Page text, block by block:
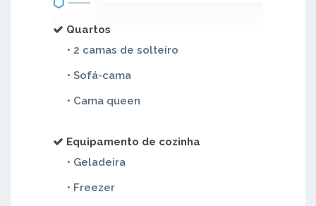
Quartos
• 2 camas de solteiro
• Sofá-cama
• Cama queen
Equipamento de cozinha
• Geladeira
• Freezer